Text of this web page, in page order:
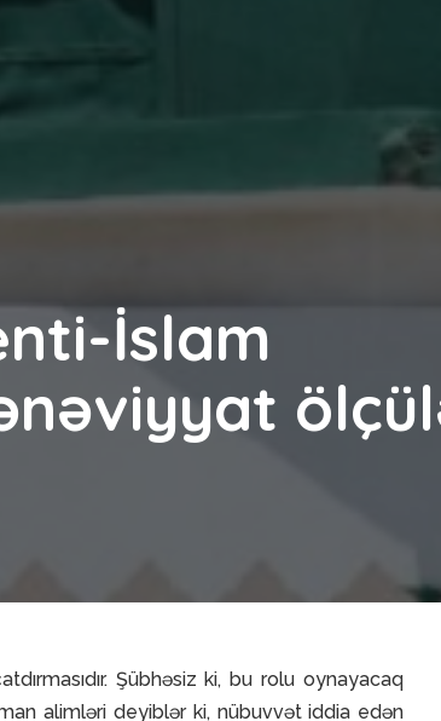
İslam
Şübhəsiz ki, bu rolu oynayacaq
alimləri deyiblər ki, nübuvvət iddia edən